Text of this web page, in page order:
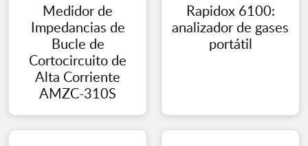
Medidor de
Impedancias de
Bucle de
Cortocircuito de
Alta Corriente
AMZC-310S
Rapidox 6100:
analizador de gases
portátil